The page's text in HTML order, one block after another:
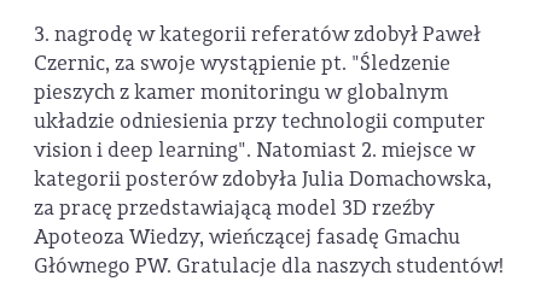
3. nagrodę w kategorii referatów zdobył Paweł
Czernic, za swoje wystąpienie pt. "Śledzenie
pieszych z kamer monitoringu w globalnym
układzie odniesienia przy technologii computer
vision i deep learning". Natomiast 2. miejsce w
kategorii posterów zdobyła Julia Domachowska,
za pracę przedstawiającą model 3D rzeźby
Apoteoza Wiedzy, wieńczącej fasadę Gmachu
Głównego PW. Gratulacje dla naszych studentów!